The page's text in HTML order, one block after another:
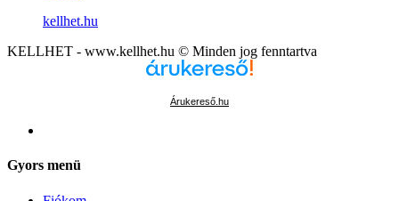
kellhet.hu
KELLHET - www.kellhet.hu © Minden jog fenntartva
Árukereső.hu
Gyors menü